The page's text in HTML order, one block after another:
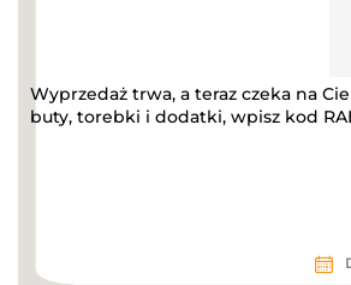
Wyprzedaż trwa, a teraz czeka na
buty, torebki i dodatki, wpisz kod